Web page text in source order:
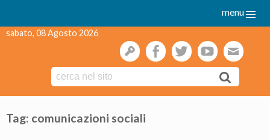
menu
sabato, 08 Agosto 2026
gestionefacebooktwitteryoutube
to
Tag: comunicazioni sociali